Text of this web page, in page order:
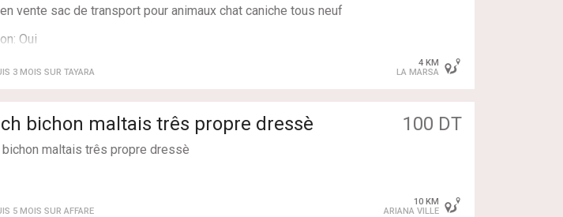
266
vente sac de transport pour animaux chat caniche tous neuf
Oui
3 MOIS SUR TAYARA
4 KM
LA MARSA
bichon maltais três propre dressè 100 DT
bichon maltais três propre dressè
5 MOIS SUR AFFARE
10 KM
ARIANA VILLE